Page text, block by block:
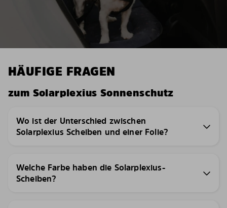
HÄUFIGE FRAGEN
zum Solarplexius Sonnenschutz
Wo ist der Unterschied zwischen
Solarplexius Scheiben und einer Folie?
Welche Farbe haben die Solarplexius-
Scheiben?